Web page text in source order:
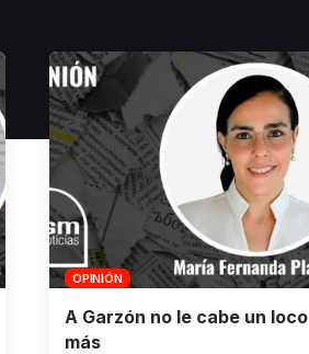
OPINIÓN
A Garzón no le cabe un loco
más